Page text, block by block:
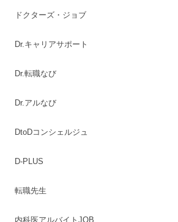
ドクターズ・ジョブ
Dr.キャリアサポート
Dr.転職なび
Dr.アルなび
DtoDコンシェルジュ
D-PLUS
転職先生
内科医アルバイトJOB